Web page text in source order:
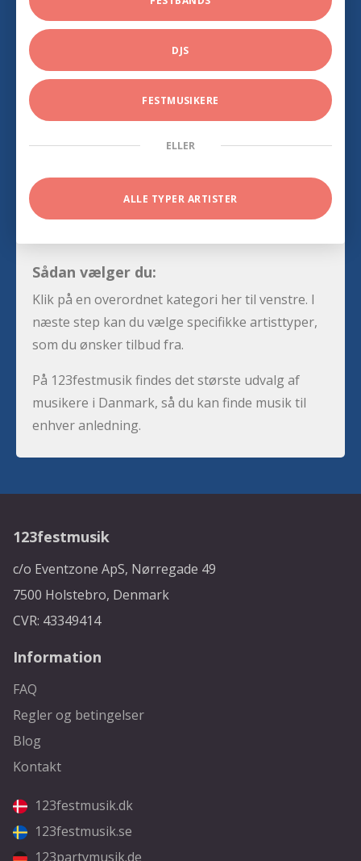
DJS
FESTMUSIKERE
ELLER
ALLE TYPER ARTISTER
Sådan vælger du:
Klik på en overordnet kategori her til venstre. I
næste step kan du vælge specifikke artisttyper,
som du ønsker tilbud fra.
På 123festmusik findes det største udvalg af
musikere i Danmark, så du kan finde musik til
enhver anledning.
123festmusik
c/o Eventzone ApS, Nørregade 49
7500 Holstebro, Denmark
CVR: 43349414
Information
FAQ
Regler og betingelser
Blog
Kontakt
123festmusik.dk
123festmusik.se
123partymusik.de